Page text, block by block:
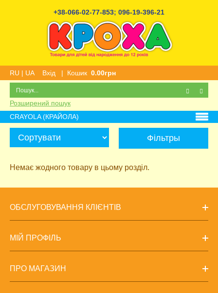
+38-066-02-77-853; 096-19-396-21
RU | UA Вхід | Кошик 0.00грн
Розширений пошук
CRAYOLA (КРАЙОЛА)
Фільтры
Немає жодного товару в цьому розділ.
ОБСЛУГОВУВАННЯ КЛІЄНТІВ
МІЙ ПРОФІЛЬ
ПРО МАГАЗИН